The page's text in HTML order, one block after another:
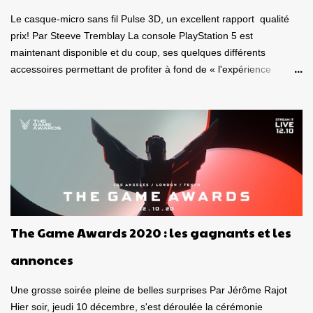
Le casque-micro sans fil Pulse 3D, un excellent rapport qualité
prix! Par Steeve Tremblay La console PlayStation 5 est
maintenant disponible et du coup, ses quelques différents
accessoires permettant de profiter à fond de « l'expérience
télécommande multimédia , deux appareils destinés à la
PlayStation 5 . Est-ce de bons produits? La qualité est-elle au
rendez-vous? Ça vaut le coup? Voici tout d'abord mon avis sur le
casque-micro sans fil Pulse 3D. Dans un autre article qui paraîtra
dans les prochains jours, je vous donnerai mon avis sur la
télécommande. Caque-micro sans fil Pulse 3D Le casque est plus
look , entièrement vêtu de noir et de blanc. Son poids est bon,
The Game Awards 2020 : les gagnants et les
annonces
Une grosse soirée pleine de belles surprises Par Jérôme Rajot
Hier soir, jeudi 10 décembre, s'est déroulée la cérémonie